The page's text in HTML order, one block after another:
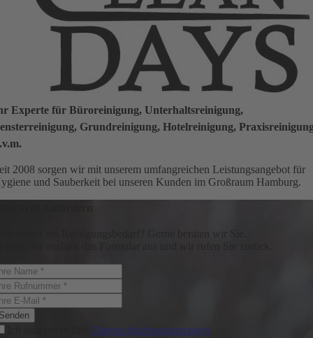
Experte für Büroreinigung, Unterhaltsreinigung,
Grundreinigung, Hotelreinigung,
2008 sorgen wir mit unserem umfangreichen Leistungsangebot für
und Sauberkeit bei unseren Kunden im Großraum Hamburg.
Sie haben ein Reinigungsbedarf? Gerne beraten wir Sie.
Datenschutzbestimmungen